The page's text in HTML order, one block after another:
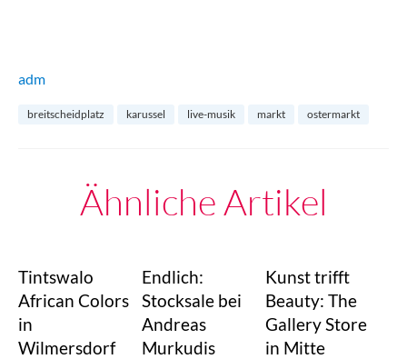
adm
breitscheidplatz karussel live-musik markt ostermarkt
Ähnliche Artikel
Tintswalo
African Colors
in
Wilmersdorf
Endlich:
Stocksale bei
Andreas
Murkudis
Kunst trifft
Beauty: The
Gallery Store
in Mitte